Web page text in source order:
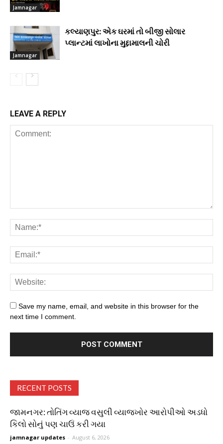
Jamnagar
Jamnagar
કલ્યાણપુર: એક ઘરમાં તો બીજી સોલાર
પ્લાન્ટમાં લાખોના મુદ્દામાલની ચોરી
LEAVE A REPLY
Save my name, email, and website in this browser for the
next time I comment.
RECENT POSTS
જામનગર: તોતિંગ વ્યાજ વસુલી વ્યાજખોર આરોપીઓ અડધો
કિલો સોનું પણ ચાઉં કરી ગયા
jamnagar updates - August 6, 2026